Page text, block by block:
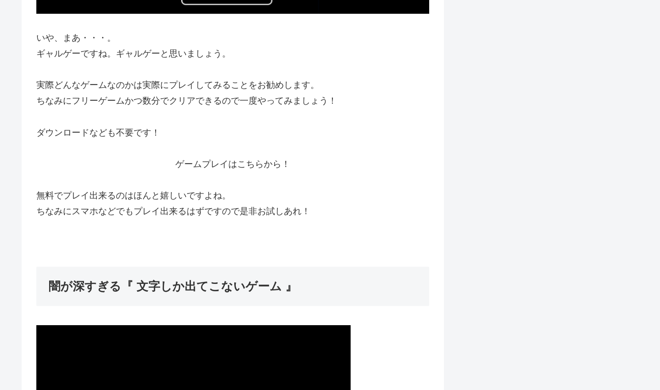
いや、まあ・・・。
ギャルゲーですね。ギャルゲーと思いましょう。
実際どんなゲームなのかは実際にプレイしてみることをお勧めします。
ちなみにフリーゲームかつ数分でクリアできるので一度やってみましょう！
ダウンロードなども不要です！
ゲームプレイはこちらから！
無料でプレイ出来るのはほんと嬉しいですよね。
ちなみにスマホなどでもプレイ出来るはずですので是非お試しあれ！
闇が深すぎる『 文字しか出てこないゲーム 』